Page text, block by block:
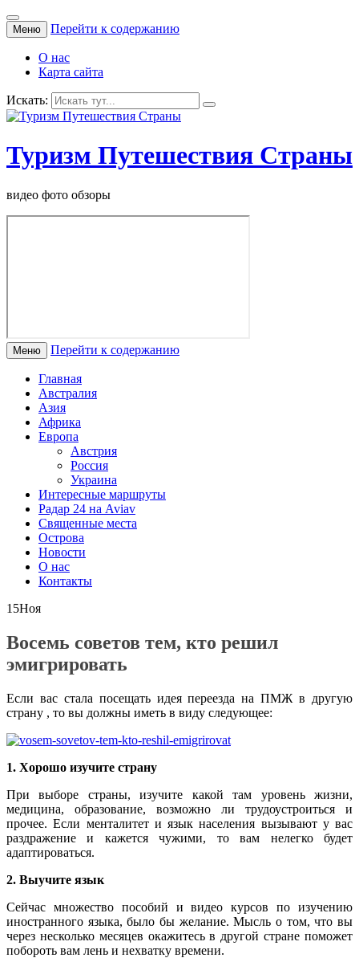
Меню Перейти к содержанию
О нас
Карта сайта
Искать:
Туризм Путешествия Страны
видео фото обзоры
Меню Перейти к содержанию
Главная
Австралия
Азия
Африка
Европа
Австрия
Россия
Украина
Интересные маршруты
Радар 24 на Aviav
Священные места
Острова
Новости
О нас
Контакты
15Ноя
Восемь советов тем, кто решил
эмигрировать
Если вас стала посещать идея переезда на ПМЖ в другую
страну , то вы должны иметь в виду следующее:
1. Хорошо изучите страну
При выборе страны, изучите какой там уровень жизни,
медицина, образование, возможно ли трудоустроиться и
прочее. Если менталитет и язык населения вызывают у вас
раздражение и кажется чужими, то вам нелегко будет
адаптироваться.
2. Выучите язык
Сейчас множество пособий и видео курсов по изучению
иностранного языка, было бы желание. Мысль о том, что вы
через несколько месяцев окажитесь в другой стране поможет
побороть вам лень и нехватку времени.